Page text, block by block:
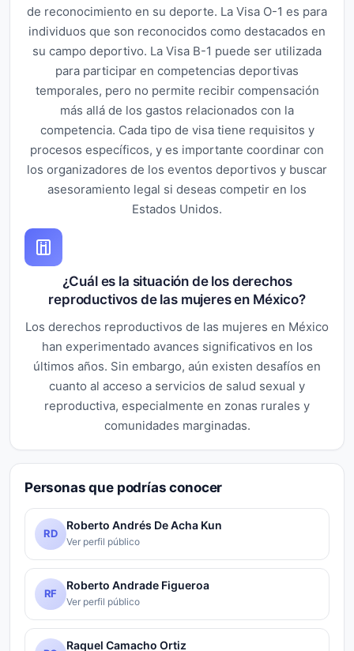
de reconocimiento en su deporte. La Visa O-1 es para
individuos que son reconocidos como destacados en
su campo deportivo. La Visa B-1 puede ser utilizada
para participar en competencias deportivas
temporales, pero no permite recibir compensación
más allá de los gastos relacionados con la
competencia. Cada tipo de visa tiene requisitos y
procesos específicos, y es importante coordinar con
los organizadores de los eventos deportivos y buscar
asesoramiento legal si deseas competir en los
Estados Unidos.
¿Cuál es la situación de los derechos
reproductivos de las mujeres en México?
Los derechos reproductivos de las mujeres en México
han experimentado avances significativos en los
últimos años. Sin embargo, aún existen desafíos en
cuanto al acceso a servicios de salud sexual y
reproductiva, especialmente en zonas rurales y
comunidades marginadas.
Personas que podrías conocer
RD
Roberto Andrés De Acha Kun
Ver perfil público
RF
Roberto Andrade Figueroa
Ver perfil público
Raquel Camacho Ortiz